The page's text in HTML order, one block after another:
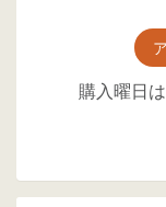
購入曜日